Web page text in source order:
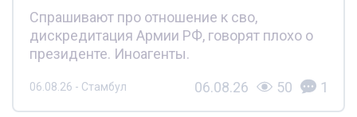
Спрашивают про отношение к сво,
дискредитация Армии РФ, говорят плохо о
президенте. Иноагенты.
06.08.26 - Стамбул 06.08.26 50 1